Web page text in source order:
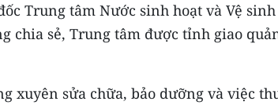
Trung tâm Nước sinh hoạt và Vệ
chia sẻ, Trung tâm được tỉnh giao
xuyên sửa chữa, bảo dưỡng và việc